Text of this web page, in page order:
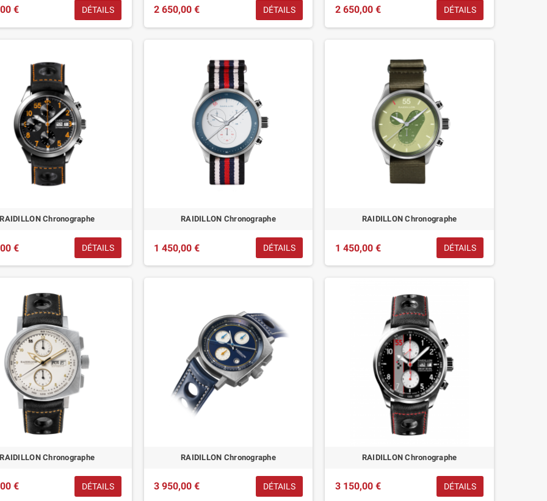
€ DÉTAILS 2 650,00 € DÉTAILS 2 650,00 € DÉTAILS
RAIDILLON Chronographe
€ DÉTAILS
RAIDILLON Chronographe
1 450,00 € DÉTAILS
RAIDILLON Chronographe
1 450,00 € DÉTAILS
RAIDILLON Chronographe
€ DÉTAILS
RAIDILLON Chronographe
3 950,00 € DÉTAILS
RAIDILLON Chronographe
3 150,00 € DÉTAILS